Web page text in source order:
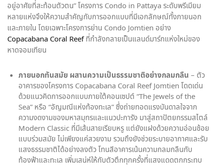
อยู่อาศัยที่สะท้อนตัวตน” โครงการ Condo in Pattaya ระดับพรีเมียม
หลายแห่งจึงให้ความสำคัญกับการออกแบบที่มีเอกลักษณ์ทั้งภายนอก
และภายใน โดยเฉพาะโครงการย่าน Condo Jomtien อย่าง
Copacabana Coral Reefที่กำลังกลายเป็นแลนด์มาร์กแห่งใหม่ของ
หาดจอมเทียน
ภายนอกทันสมัย ผสานความเป็นธรรมชาติอย่างกลมกลืน – ตัว
อาคารของโครงการ Copacabana Coral Reef Jomtien โดดเด่น
ด้วยแนวคิดการออกแบบภายใต้คอนเซปต์ “The Jewels of the
Sea” หรือ “อัญมณีแห่งท้องทะเล” ซึ่งถ่ายทอดแรงบันดาลใจจาก
ความงดงามของมหาสมุทรและแนวปะการัง มาสู่สถาปัตยกรรมสไตล์
Modern Classic ที่มีเส้นสายเรียบหรู แต่ยังแฝงด้วยความอ่อนช้อย
แบบร่วมสมัย ไม่เพียงแค่สวยงาม รวมถึงยังช่วยระบายอากาศและรับ
แสงธรรมชาติได้อย่างลงตัว โทนสีอาคารเน้นความกลมกลืนกับ
ท้องฟ้าและทะเล เพิ่มเสน่ห์ให้กับตัวตึกทุกครั้งที่แสงแดดตกกระทบ